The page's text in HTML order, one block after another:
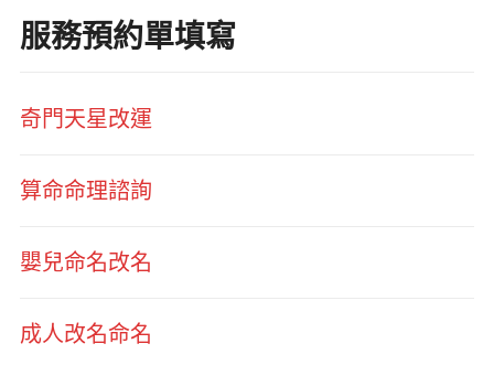
服務預約單填寫
奇門天星改運
算命命理諮詢
嬰兒命名改名
成人改名命名